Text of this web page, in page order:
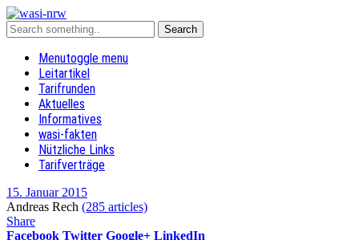
Menutoggle menu
Leitartikel
Tarifrunden
Aktuelles
Informatives
wasi-fakten
Nützliche Links
Tarifverträge
15. Januar 2015
Andreas Rech (285 articles)
Share
Facebook Twitter Google+ LinkedIn